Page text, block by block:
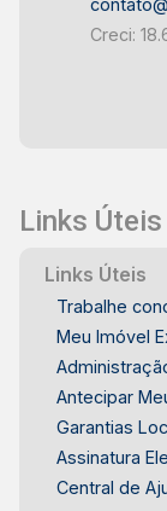
Creci:
Links Úteis
Links Úteis
Trabalhe
Meu Imóvel
Antecipar
Garantias
Assinatura
Central de